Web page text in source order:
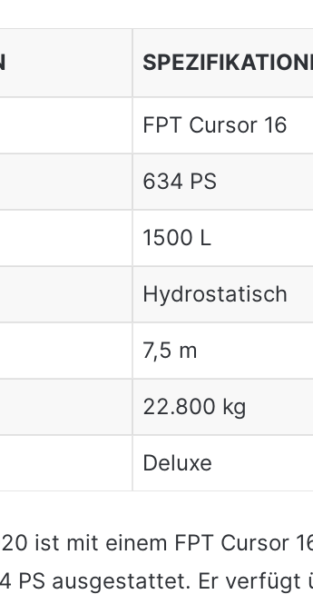
FPT Cursor 16
634 PS
1500 L
Hydrostatisch
7,5 m
22.800 kg
Deluxe
ist mit einem FPT Cursor
PS ausgestattet. Er verfügt